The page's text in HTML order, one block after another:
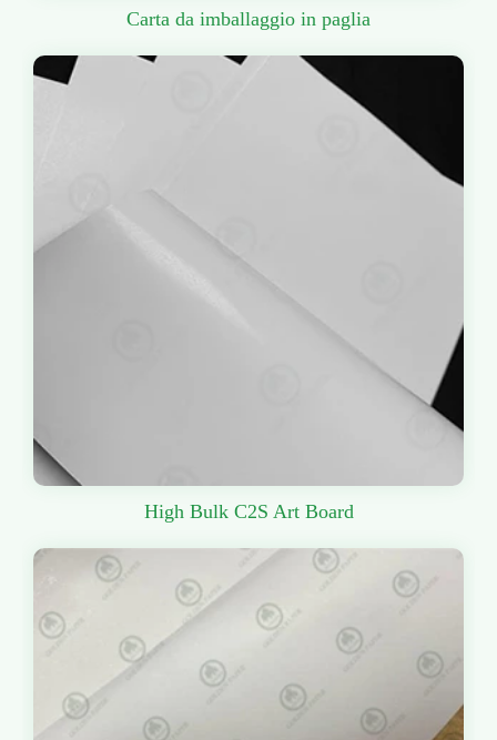
Carta da imballaggio in paglia
High Bulk C2S Art Board